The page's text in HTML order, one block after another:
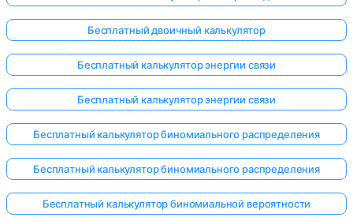
Бесплатный двоичный калькулятор
Бесплатный калькулятор энергии связи
Бесплатный калькулятор энергии связи
Бесплатный калькулятор биномиального распределения
Бесплатный калькулятор биномиального распределения
Бесплатный калькулятор биномиальной вероятности